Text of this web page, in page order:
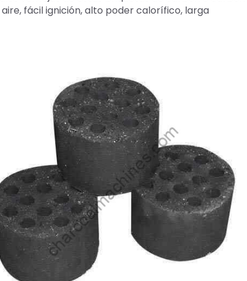
fácil ignición, alto poder calorífico, larga